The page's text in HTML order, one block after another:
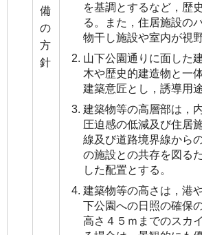
備
の
方
針
を基調とするなど，歴
る。また，住居施設の
物干し施設や室内が視
山下公園通りに面した
木や歴史的建造物と一
建築意匠とし，誘導用
建築物等の高層部は，
圧迫感の低減及び住居
線及び道路境界線から
の施設との共存を図る
した配置とする。
建築物等の高さは，港
下公園への日照の確保
高さ４５ｍまでのスカ